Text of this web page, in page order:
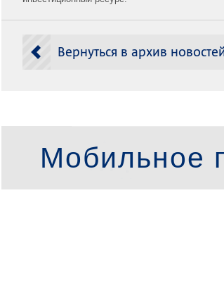
Вернуться в архив
Мобильное